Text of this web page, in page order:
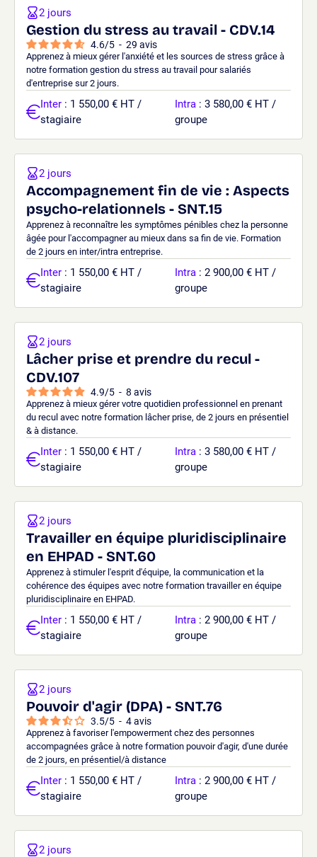
Gestion du stress au travail - CDV.14
4.6/5 - 29 avis
Apprenez à mieux gérer l'anxiété et les sources de stress grâce à
notre formation gestion du stress au travail pour salariés
d'entreprise sur 2 jours.
2 jours
Inter : 1 550,00 € HT /
stagiaire
Intra : 3 580,00 € HT /
groupe
Accompagnement fin de vie : Aspects
psycho-relationnels - SNT.15
Apprenez à reconnaître les symptômes pénibles chez la personne
âgée pour l'accompagner au mieux dans sa fin de vie. Formation
de 2 jours en inter/intra entreprise.
2 jours
Inter : 1 550,00 € HT /
stagiaire
Intra : 2 900,00 € HT /
groupe
Lâcher prise et prendre du recul -
CDV.107
4.9/5 - 8 avis
Apprenez à mieux gérer votre quotidien professionnel en prenant
du recul avec notre formation lâcher prise, de 2 jours en présentiel
& à distance.
2 jours
Inter : 1 550,00 € HT /
stagiaire
Intra : 3 580,00 € HT /
groupe
Travailler en équipe pluridisciplinaire
en EHPAD - SNT.60
Apprenez à stimuler l'esprit d'équipe, la communication et la
cohérence des équipes avec notre formation travailler en équipe
pluridisciplinaire en EHPAD.
2 jours
Inter : 1 550,00 € HT /
stagiaire
Intra : 2 900,00 € HT /
groupe
Pouvoir d'agir (DPA) - SNT.76
3.5/5 - 4avis
Apprenez à favoriser l'empowerment chez des personnes
accompagnées grâce à notre formation pouvoir d'agir, d'une durée
de 2 jours, en présentiel/à distance
2 jours
Inter : 1 550,00 € HT /
stagiaire
Intra : 2 900,00 € HT /
groupe
2 jours